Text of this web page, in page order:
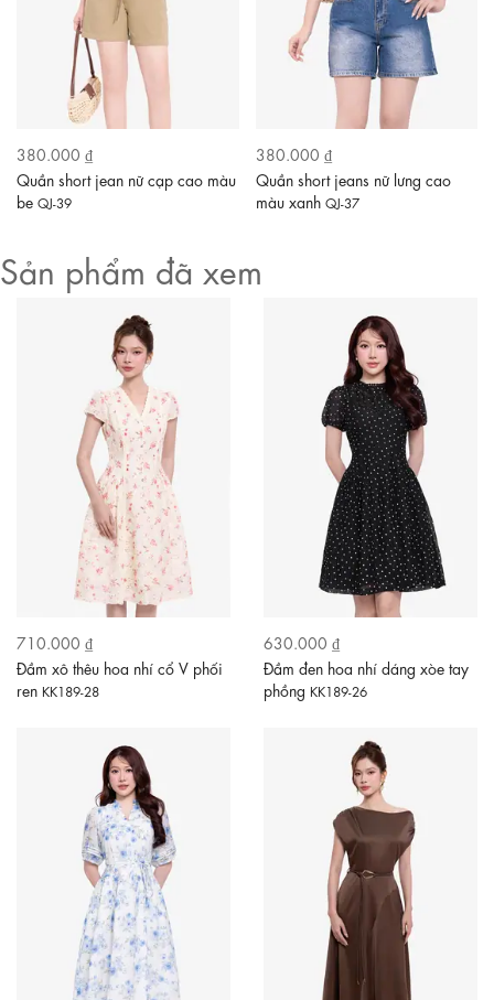
380.000 ₫
Quần short jean nữ cạp cao màu
be QJ-39
380.000 ₫
Quần short jeans nữ lưng cao
màu xanh QJ-37
Sản phẩm đã xem
710.000 ₫
Đầm xô thêu hoa nhí cổ V phối
ren KK189-28
630.000 ₫
Đầm đen hoa nhí dáng xòe tay
phồng KK189-26